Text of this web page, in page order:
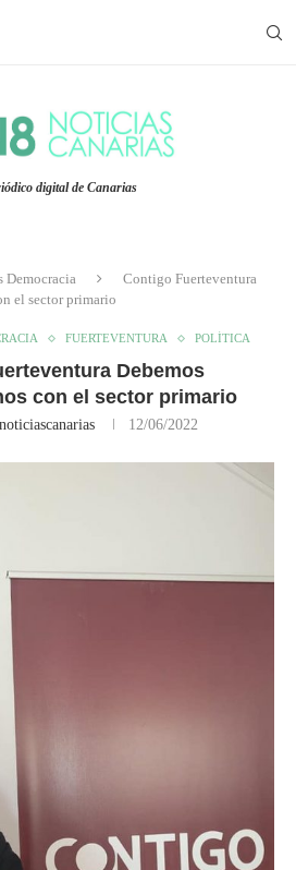
digital de Canarias
Democracia
Contigo Fuerteventura
el sector primario
FUERTEVENTURA POLÍTICA
Debemos
con el sector primario
12/06/2022